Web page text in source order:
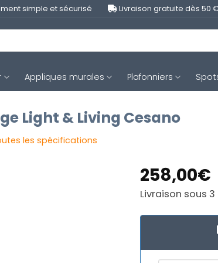
simple et sécurisé Livraison gratuite dès 50 €
Appliques murales Plafonniers
Light & Living Cesano
les spécifications
258,00€
Livraison sous